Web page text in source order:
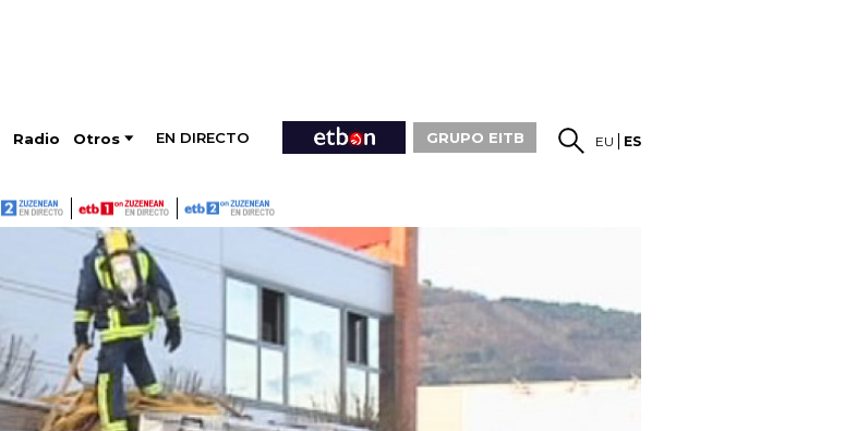
Radio Otros EN DIRECTO GRUPO EITB EU ES